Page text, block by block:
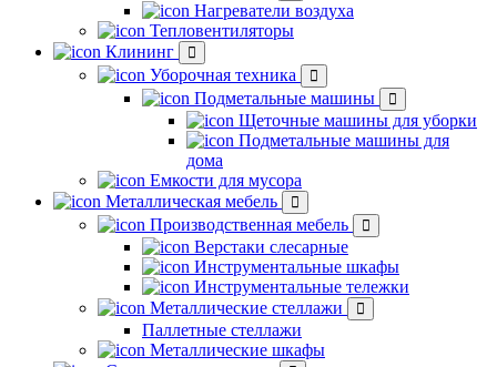
Нагреватели воздуха
Тепловентиляторы
Клининг
Уборочная техника
Подметальные машины
Щеточные машины для уборки
Подметальные машины для
дома
Емкости для мусора
Металлическая мебель
Производственная мебель
Верстаки слесарные
Инструментальные шкафы
Инструментальные тележки
Металлические стеллажи
Паллетные стеллажи
Металлические шкафы